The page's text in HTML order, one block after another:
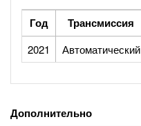
Год Трансмиссия
2021 Автоматический
Дополнительно